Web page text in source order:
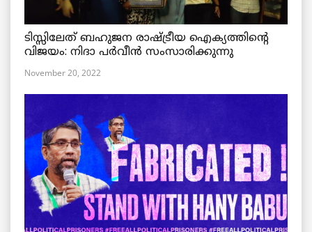
ടിസ്സിലേത് ബഹുജന രാഷ്ട്രീയ ഐക്യത്തിന്റെ
വിജയം: നിദാ പർവീൻ സംസാരിക്കുന്നു
November 20, 2022